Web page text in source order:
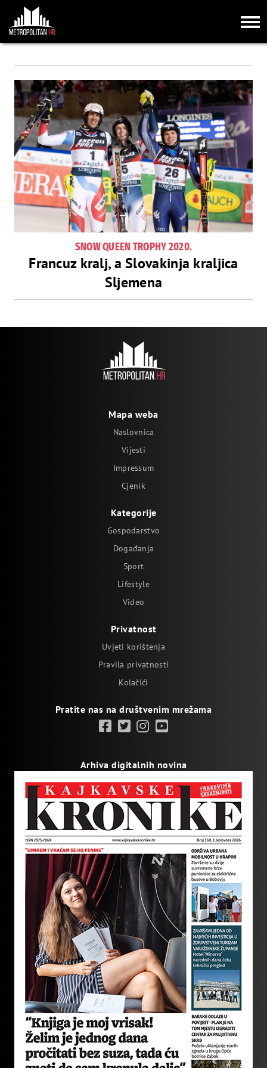
SNOW QUEEN TROPHY 2020.
Francuz kralj, a Slovakinja kraljica
Sljemena
Mapa weba
Naslovnica
Vijesti
Impressum
Cjenik
Kategorije
Gospodarstvo
Događanja
Sport
Lifestyle
Video
Privatnost
Uvjeti korištenja
Pravila privatnosti
Kolačići
Pratite nas na društvenim mrežama
Arhiva digitalnih novina